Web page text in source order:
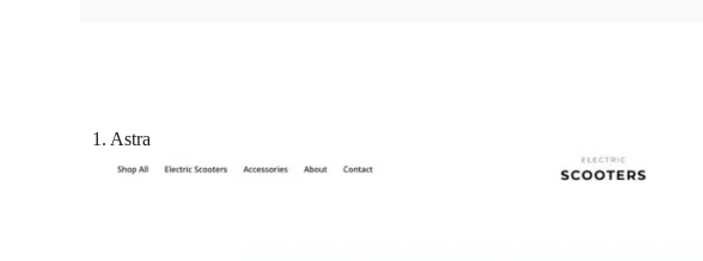
1. Astra